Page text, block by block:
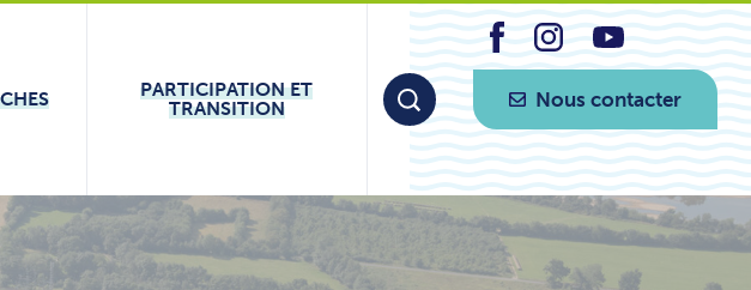
PARTICIPATION ET
TRANSITION
Nous contacter